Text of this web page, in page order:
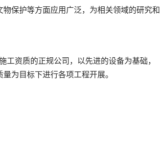
保护等方面应用广泛，为相关领域的研究和
资质的正规公司，以先进的设备为基础，
为目标下进行各项工程开展。